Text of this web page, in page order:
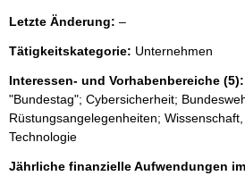
Letzte Änderung: –l
e
r
Tätigkeitskategorie: Unternehmen
Interessen- und Vorhabenbereiche (5):
"Bundestag"; Cybersicherheit;
Rüstungsangelegenheiten;
Technologie
Jährliche finanzielle Aufwendungen